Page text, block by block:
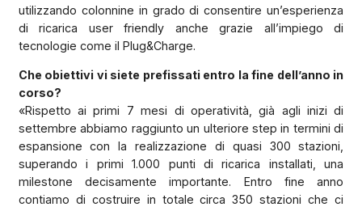
utilizzando colonnine in grado di consentire un’esperienza
di ricarica user friendly anche grazie all’impiego di
tecnologie come il Plug&Charge.
Che obiettivi vi siete prefissati entro la fine dell’anno in
corso?
«Rispetto ai primi 7 mesi di operatività, già agli inizi di
settembre abbiamo raggiunto un ulteriore step in termini di
espansione con la realizzazione di quasi 300 stazioni,
superando i primi 1.000 punti di ricarica installati, una
milestone decisamente importante. Entro fine anno
contiamo di costruire in totale circa 350 stazioni che ci